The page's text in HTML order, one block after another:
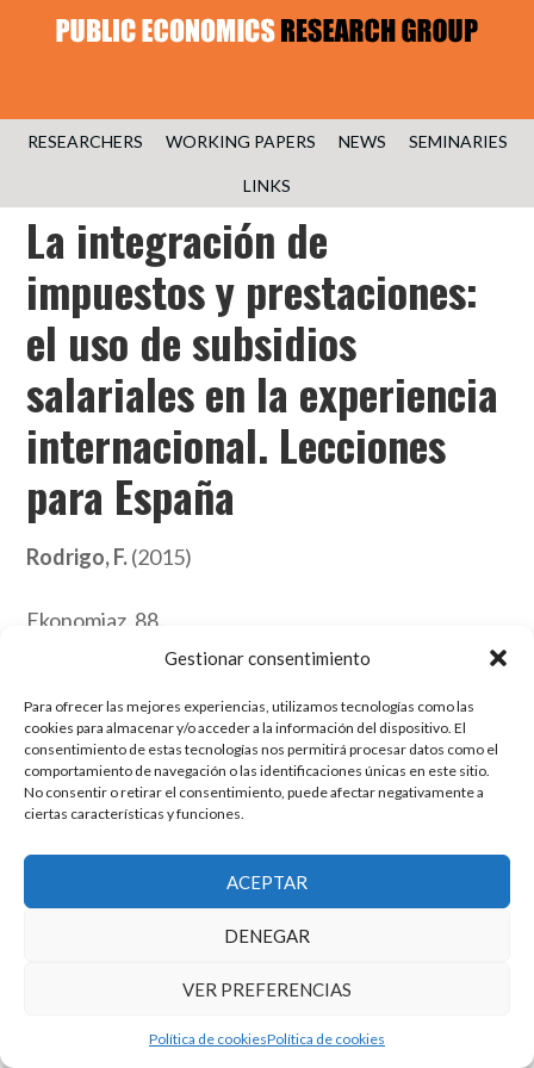
Gestionar consentimiento
Para ofrecer las mejores experiencias, utilizamos tecnologías como las
cookies para almacenar y/o acceder a la información del dispositivo. El
consentimiento de estas tecnologías nos permitirá procesar datos como el
comportamiento de navegación o las identificaciones únicas en este sitio.
No consentir o retirar el consentimiento, puede afectar negativamente a
ciertas características y funciones.
ACEPTAR
DENEGAR
VER PREFERENCIAS
Política de cookiesPolítica de cookies
RESEARCHERS WORKING PAPERS NEWS SEMINARIES
LINKS
La integración de
impuestos y prestaciones:
el uso de subsidios
salariales en la experiencia
internacional. Lecciones
para España
Rodrigo, F.(2015)
Ekonomiaz, 88.
El grupo de investigación en Economía Pública cuenta con financiación
del Gobierno de Aragón
Copyright © 2025 ·Monta tu Blog· construido con el framework
Genesis| Login
Cookies|Política de privacidad de datos